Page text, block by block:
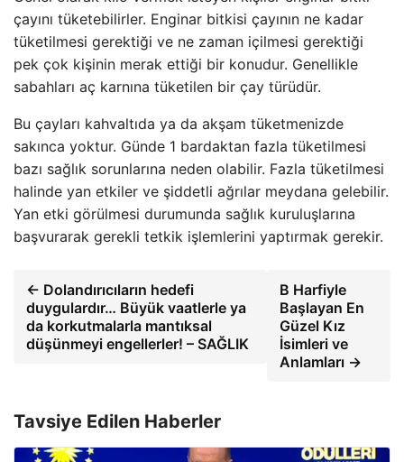
çayını tüketebilirler. Enginar bitkisi çayının ne kadar
tüketilmesi gerektiği ve ne zaman içilmesi gerektiği
pek çok kişinin merak ettiği bir konudur. Genellikle
sabahları aç karnına tüketilen bir çay türüdür.
Bu çayları kahvaltıda ya da akşam tüketmenizde
sakınca yoktur. Günde 1 bardaktan fazla tüketilmesi
bazı sağlık sorunlarına neden olabilir. Fazla tüketilmesi
halinde yan etkiler ve şiddetli ağrılar meydana gelebilir.
Yan etki görülmesi durumunda sağlık kuruluşlarına
başvurarak gerekli tetkik işlemlerini yaptırmak gerekir.
← Dolandırıcıların hedefi
duygulardır… Büyük vaatlerle ya
da korkutmalarla mantıksal
düşünmeyi engellerler! – SAĞLIK
B Harfiyle
Başlayan En
Güzel Kız
İsimleri ve
Anlamları →
Tavsiye Edilen Haberler